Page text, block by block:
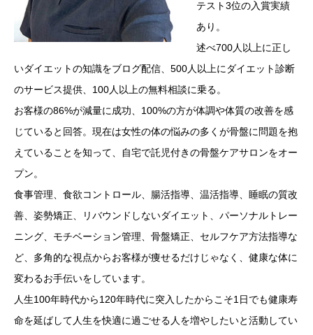
テスト3位の入賞実績
あり。
述べ700人以上に正し
いダイエットの知識をブログ配信、500人以上にダイエット診断
のサービス提供、100人以上の無料相談に乗る。
お客様の86%が減量に成功、100%の方が体調や体質の改善を感
じていると回答。現在は女性の体の悩みの多くが骨盤に問題を抱
えていることを知って、自宅で託児付きの骨盤ケアサロンをオー
プン。
食事管理、食欲コントロール、腸活指導、温活指導、睡眠の質改
善、姿勢矯正、リバウンドしないダイエット、パーソナルトレー
ニング、モチベーション管理、骨盤矯正、セルフケア方法指導な
ど、多角的な視点からお客様が痩せるだけじゃなく、健康な体に
変わるお手伝いをしています。
人生100年時代から120年時代に突入したからこそ1日でも健康寿
命を延ばして人生を快適に過ごせる人を増やしたいと活動してい